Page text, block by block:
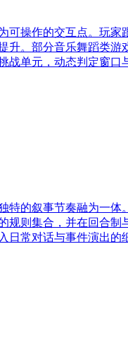
可操作的交互点。玩家
升。部分音乐舞蹈类游
战单元，动态判定窗口
特的叙事节奏融为一体
规则集合，并在回合制
常对话与事件演出的